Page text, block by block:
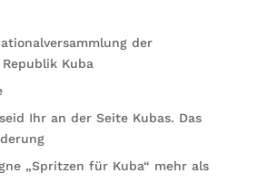
der
Kuba
Ihr an der Seite Kubas. Das
„Spritzen für Kuba“ mehr als